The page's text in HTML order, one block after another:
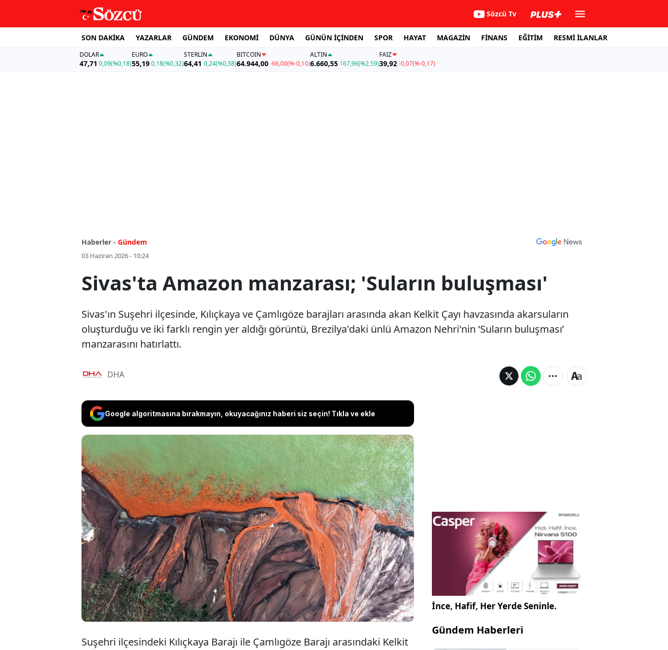
Sözcü Tv
SON DAKİKA YAZARLAR GÜNDEM EKONOMİ DÜNYA GÜNÜN İÇİNDEN SPOR HAYAT MAGAZİN FİNANS EĞİTİM RESMİ İLANLAR
DOLAR
47,71 0,09(%0,18)
EURO
55,19 0,18(%0,32)
STERLIN
64,41 0,24(%0,38)
BITCOIN
64.944,00-66,00(%-0,10)
ALTIN
6.660,55 167,96(%2,59)
FAİZ
39,92-0,07(%-0,17)
Haberler - Gündem
03 Haziran 2026 - 10:24
Sivas'ta Amazon manzarası; 'Suların buluşması'
Sivas'ın Suşehri ilçesinde, Kılıçkaya ve Çamlıgöze barajları arasında akan Kelkit Çayı havzasında akarsuların
oluşturduğu ve iki farklı rengin yer aldığı görüntü, Brezilya'daki ünlü Amazon Nehri'nin ‘Suların buluşması’
manzarasını hatırlattı.
DHA
Google algoritmasına bırakmayın, okuyacağınız haberi siz seçin! Tıkla ve ekle
Sivas'ın Suşehri ilçesinde, Kılıçkaya ve Çamlıgöze barajları
arasında akan Kelkit Çayı havzasında akarsuların oluşturduğu
ve iki farklı rengin yer aldığı görüntü, Brezilya'daki ünlü Amazon
Nehri'nin ‘Suların buluşması’ manzarasını hatırlattı.
Suşehri ilçesindeki Kılıçkaya Barajı ile Çamlıgöze Barajı arasındaki Kelkit
İnce, Hafif, Her Yerde Seninle.
Gündem Haberleri